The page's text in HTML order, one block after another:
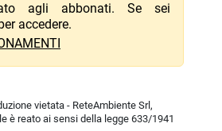
agli abbonati. Se sei
accedere.
vietata - ReteAmbiente Srl,
è reato ai sensi della legge 633/1941